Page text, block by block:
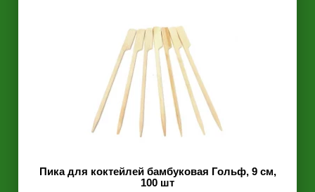
Пика для коктейлей бамбуковая Гольф, 9 см,
100 шт